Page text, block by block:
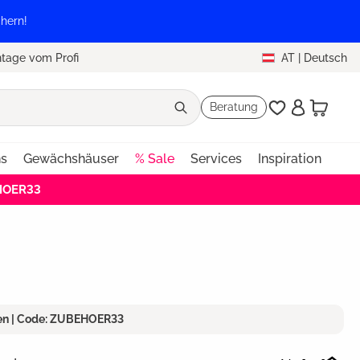
vom Profi AT | Deutsch
Beratung
Gewächshäuser % Sale Services Inspiration
| Code: ZUBEHOER33